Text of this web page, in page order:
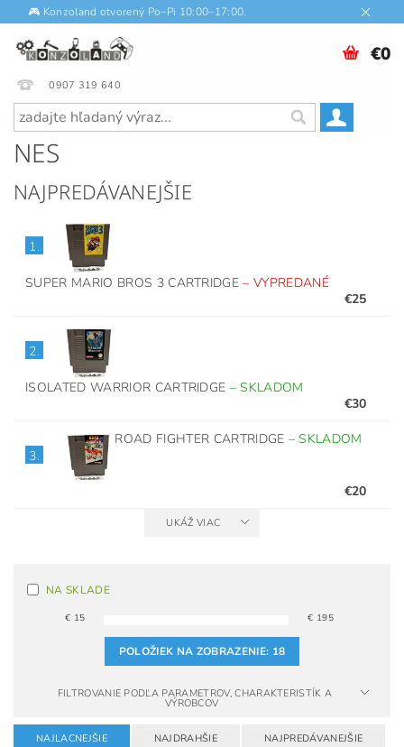
🎮 Konzoland otvorený Po–Pi 10:00–17:00.
0907 319 640
€0
NES
NAJPREDÁVANEJŠIE
1.
SUPER MARIO BROS 3 CARTRIDGE–VYPREDANÉ
€25
2.
ISOLATED WARRIOR CARTRIDGE –SKLADOM
€30
3.
ROAD FIGHTER CARTRIDGE –SKLADOM
€20
UKÁŽ VIAC
NA SKLADE
€ 15 € 195
POLOŽIEK NA ZOBRAZENIE: 18
FILTROVANIE PODĽA PARAMETROV, CHARAKTERISTÍK A
VÝROBCOV
NAJLACNEJŠIE NAJDRAHŠIE NAJPREDÁVANEJŠIE